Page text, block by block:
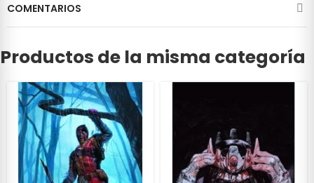
COMENTARIOS
Productos de la misma categoría